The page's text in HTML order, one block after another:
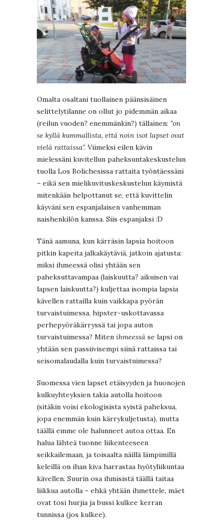
Omalta osaltani tuollainen päänsisäinen
selittelytilanne on ollut jo pidemmän aikaa
(reilun vuoden? enemmänkin?) tällainen: ”on
se kyllä kummallista, että noin isot lapset ovat
vielä rattaissa”. Viimeksi eilen kävin
mielessäni kuvitellun paheksuntakeskustelun
tuolla Los Bolichesissa rattaita työntäessäni
– eikä sen mielikuvituskeskustelun käymistä
mitenkään helpottanut se, että kuvittelin
käyväni sen espanjalaisen vanhemman
naishenkilön kanssa. Siis espanjaksi :D
Tänä aamuna, kun kärräsin lapsia hoitoon
pitkin kapeita jalkakäytäviä, jatkoin ajatusta:
miksi ihmeessä olisi yhtään sen
paheksuttavampaa (laiskuutta? aikuisen vai
lapsen laiskuutta?) kuljettaa isompia lapsia
kävellen rattailla kuin vaikkapa pyörän
turvaistuimessa, hipster-uskottavassa
perhepyöräkärryssä tai jopa auton
turvaistuimessa? Miten ihmeessä se lapsi on
yhtään sen passiivisempi siinä rattaissa tai
seisomalaudalla kuin turvaistuimessa?
Suomessa vien lapset etäisyyden ja huonojen
kulkuyhteyksien takia autolla hoitoon
(sitäkin voisi ekologisista syistä paheksua,
jopa enemmän kuin kärrykuljetusta), mutta
täällä emme ole halunneet autoa ottaa. En
halua lähteä tuonne liikenteeseen
seikkailemaan, ja toisaalta näillä lämpimillä
keleillä on ihan kiva harrastaa hyötyliikuntaa
kävellen. Suurin osa ihmisistä täällä taitaa
liikkua autolla – ehkä yhtään ihmettele, mäet
ovat tosi hurjia ja bussi kulkee kerran
tunnissa (jos kulkee).